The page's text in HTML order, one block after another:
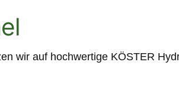
wir auf hochwertige KÖSTER